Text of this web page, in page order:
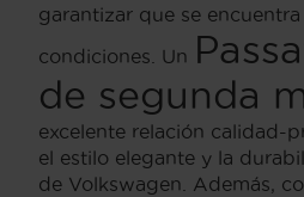
garantizar que se
condiciones. Un
de segunda
excelente relación calidad-
el estilo elegante y la
de Volkswagen. Además,